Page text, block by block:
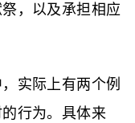
，以及承担相应
实际上有两个例
行为。具体来